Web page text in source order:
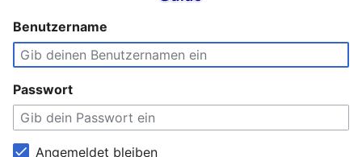
Benutzername
Passwort
Angemeldet bleiben